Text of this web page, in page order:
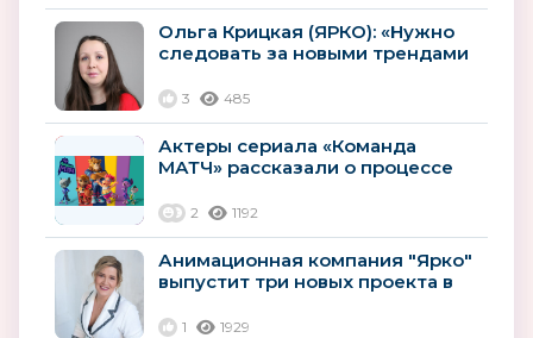
Ольга Крицкая (ЯРКО): «Нужно
следовать за новыми трендами
3 485
Актеры сериала «Команда
МАТЧ» рассказали о процессе
2 1192
Анимационная компания "Ярко"
выпустит три новых проекта в
1 1929